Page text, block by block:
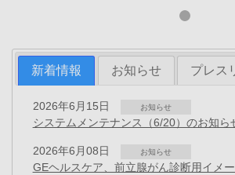
新着情報 お知らせ プレス
2026年6月15日 お知らせ
システムメンテナンス（6/20）のお知ら
2026年6月08日 お知らせ
GEヘルスケア、前立腺がん診断用イメ